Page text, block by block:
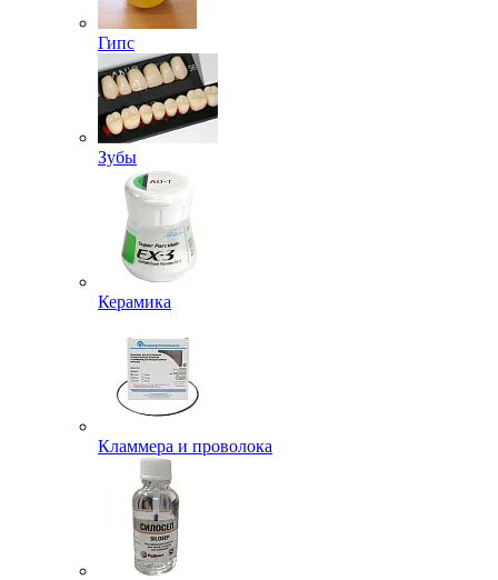
Гипс
Зубы
Керамика
Кламмера и проволока